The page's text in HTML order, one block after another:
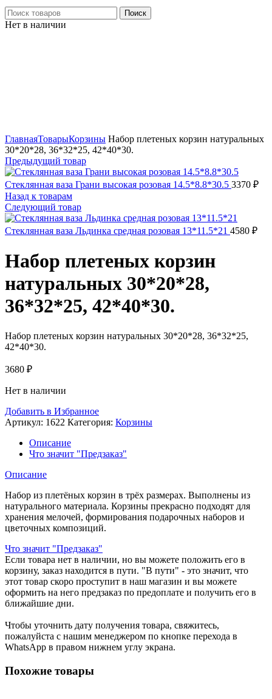
Поиск
Нет в наличии
ГлавнаяТоварыКорзины Набор плетеных корзин натуральных
30*20*28, 36*32*25, 42*40*30.
Предыдущий товар
Стеклянная ваза Грани высокая розовая 14.5*8.8*30.5 3370 ₽
Назад к товарам
Следующий товар
Стеклянная ваза Льдинка средная розовая 13*11.5*21 4580 ₽
Набор плетеных корзин
натуральных 30*20*28,
36*32*25, 42*40*30.
Набор плетеных корзин натуральных 30*20*28, 36*32*25,
42*40*30.
3680 ₽
Нет в наличии
Добавить в Избранное
Артикул: 1622 Категория: Корзины
Описание
Что значит "Предзаказ"
Описание
Набор из плетёных корзин в трёх размерах. Выполнены из
натурального материала. Корзины прекрасно подходят для
хранения мелочей, формирования подарочных наборов и
цветочных композиций.
Что значит "Предзаказ"
Если товара нет в наличии, но вы можете положить его в
корзину, заказ находится в пути. "В пути" - это значит, что
этот товар скоро проступит в наш магазин и вы можете
оформить на него предзаказ по предоплате и получить его в
ближайшие дни.
Чтобы уточнить дату получения товара, свяжитесь,
пожалуйста с нашим менеджером по кнопке перехода в
WhatsApp в правом нижнем углу экрана.
Похожие товары